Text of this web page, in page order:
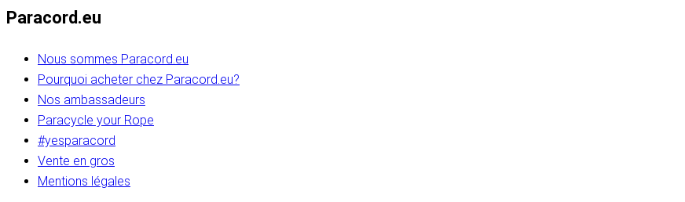
Paracord.eu
Nous sommes Paracord.eu
Pourquoi acheter chez Paracord.eu?
Nos ambassadeurs
Paracycle your Rope
#yesparacord
Vente en gros
Mentions légales